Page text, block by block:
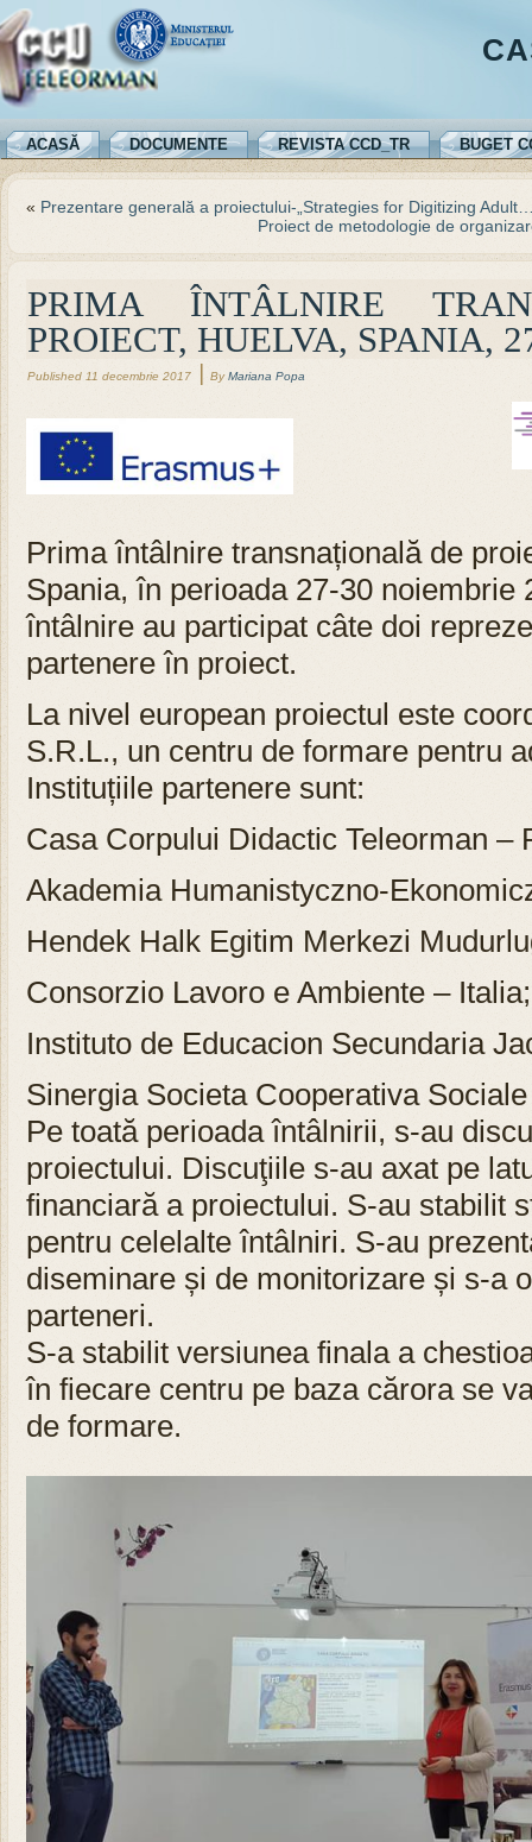
ACASĂ DOCUMENTE REVISTA CCD_TR BUGET
« Prezentare generală a proiectului-„Strategies for Digitizing
Proiect de metodologie de
PRIMA ÎNTÂLNIRE
PROIECT, HUELVA, SPANIA,
Published 11 decembrie 2017 By Mariana Popa
Prima întâlnire transnațională de
Spania, în perioada 27-30 noiembrie
întâlnire au participat câte doi
partenere în proiect.
La nivel european proiectul este
S.R.L., un centru de formare pentru
Instituțiile partenere sunt:
Casa Corpului Didactic Teleorman –
Akademia Humanistyczno-
Hendek Halk Egitim Merkezi
Consorzio Lavoro e Ambiente – Italia;
Instituto de Educacion Secundaria
Sinergia Societa Cooperativa
Pe toată perioada întâlnirii, s-au
proiectului. Discuţiile s-au axat pe
financiară a proiectului. S-au stabilit
pentru celelalte întâlniri. S-au
diseminare și de monitorizare și s-a
parteneri.
S-a stabilit versiunea finala a
în fiecare centru pe baza cărora se
de formare.